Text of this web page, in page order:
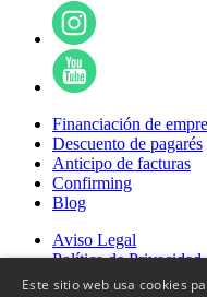
Financiación de
Descuento de pagarés
Anticipo de facturas
Confirming
Blog
Aviso Legal
Política de Privacidad
Política de Cookies
Este sitio web usa cookies